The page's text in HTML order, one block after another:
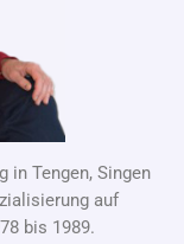
in Tengen, Singen
auf
bis 1989.